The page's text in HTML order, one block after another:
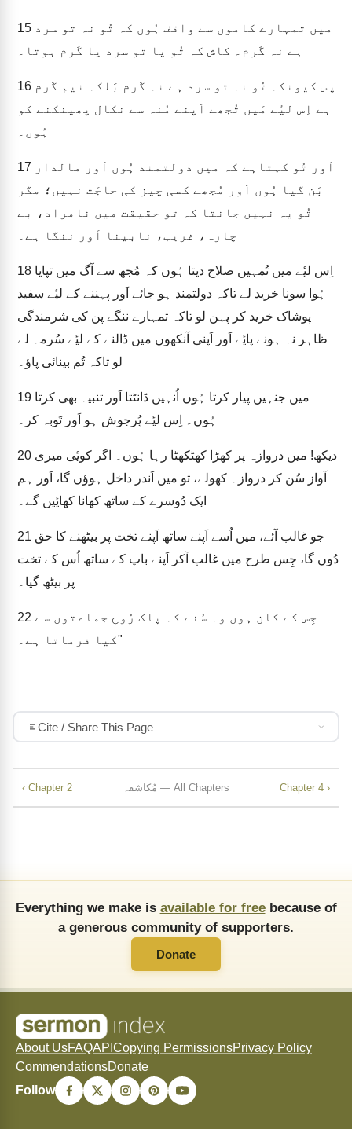
15
ہے نہ گَرم۔ کاش کہ تُو یا تو سرد یا گَرم ہوتا۔
16
ہے اِس لیٔے مَیں تُجھے اَپنے مُنہ سے نکال پھینکنے کو
ہُوں۔
17
بَن گیا ہُوں اَور مُجھے کسی چیز کی حاجَت نہیں؛ مگر
تُو یہ نہیں جانتا کہ تو حقیقت میں نامراد، بے
چارہ، غریب، نابینا اَور ننگا ہے۔
18
ہُوا سونا خرید لے تاکہ دولتمند ہو جائے اَور پہننے کے لیٔے سفید
پوشاک خرید کر پہن لو تاکہ تمہارے ننگے پن کی شرمندگی
ظاہر نہ ہونے پایٔے اَور اَپنی آنکھوں میں ڈالنے کے لیٔے سُرمہ لے
لو تاکہ تُم بینائی پاؤ۔
19
ہُوں۔ اِس لیٔے پُرجوش ہو اَور تَوبہ کر۔
20
آواز سُن کر دروازہ کھولے، تو میں اَندر داخل ہوؤں گا، اَور ہم
ایک دُوسرے کے ساتھ کھانا کھایٔیں گے۔
21
دُوں گا، جِس طرح میں غالب آکر اَپنے باپ کے ساتھ اُس کے تخت
پر بیٹھ گیا۔
22
کیا فرماتا ہے۔"
Cite / Share This Page
‹ Chapter 2 مُکاشفہ — All Chapters Chapter 4 ›
Everything we make is available for freebecause of
a generous community of supporters.
Donate
About UsFAQAPI Copying PermissionsPrivacy Policy
CommendationsDonate
Follow